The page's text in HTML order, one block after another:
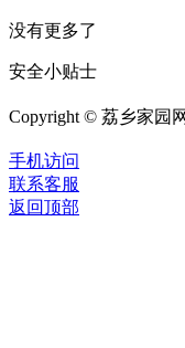
没有更多了
安全小贴士
Copyright © 荔乡家园
手机访问
联系客服
返回顶部